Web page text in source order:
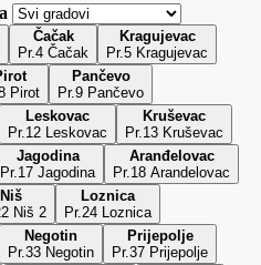
Čačak
Pr.4 Čačak
Kragujevac
Pr.5 Kragujevac
Pirot
Pančevo
Pr.9 Pančevo
Leskovac
Pr.12 Leskovac
Kruševac
Pr.13 Kruševac
Jagodina
Pr.17 Jagodina
Aranđelovac
Pr.18 Arandelovac
Niš
Niš 2
Loznica
Pr.24 Loznica
Negotin
Pr.33 Negotin
Prijepolje
Pr.37 Prijepolje